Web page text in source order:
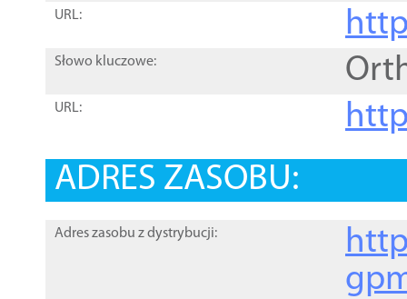
URL:
Słowo kluczowe:
URL:
ADRES ZASOBU:
Adres zasobu z dystrybucji: